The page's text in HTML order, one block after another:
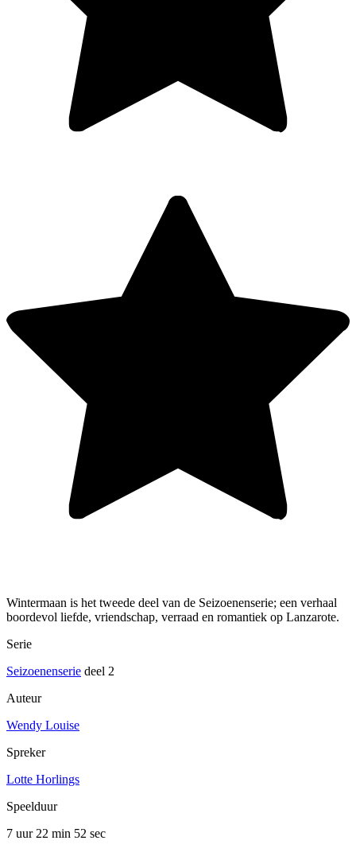
Wintermaan is het tweede deel van de Seizoenenserie; een verhaal
boordevol liefde, vriendschap, verraad en romantiek op Lanzarote.
Serie
Seizoenenserie deel 2
Auteur
Wendy Louise
Spreker
Lotte Horlings
Speelduur
7 uur 22 min 52 sec